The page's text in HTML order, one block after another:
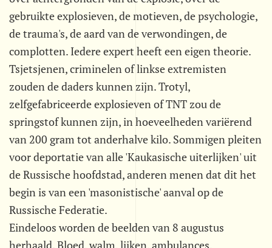
gebruikte explosieven, de motieven, de psychologie,
de trauma's, de aard van de verwondingen, de
complotten. Iedere expert heeft een eigen theorie.
Tsjetsjenen, criminelen of linkse extremisten
zouden de daders kunnen zijn. Trotyl,
zelfgefabriceerde explosieven of TNT zou de
springstof kunnen zijn, in hoeveelheden variërend
van 200 gram tot anderhalve kilo. Sommigen pleiten
voor deportatie van alle 'Kaukasische uiterlijken' uit
de Russische hoofdstad, anderen menen dat dit het
begin is van een 'masonistische' aanval op de
Russische Federatie.
Eindeloos worden de beelden van 8 augustus
herhaald. Bloed, walm, lijken, ambulances,